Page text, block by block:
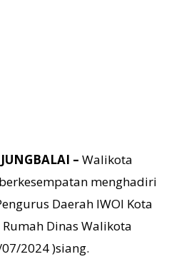
– Walikota
menghadiri
Daerah IWOI Kota
Dinas Walikota
2024 )siang.